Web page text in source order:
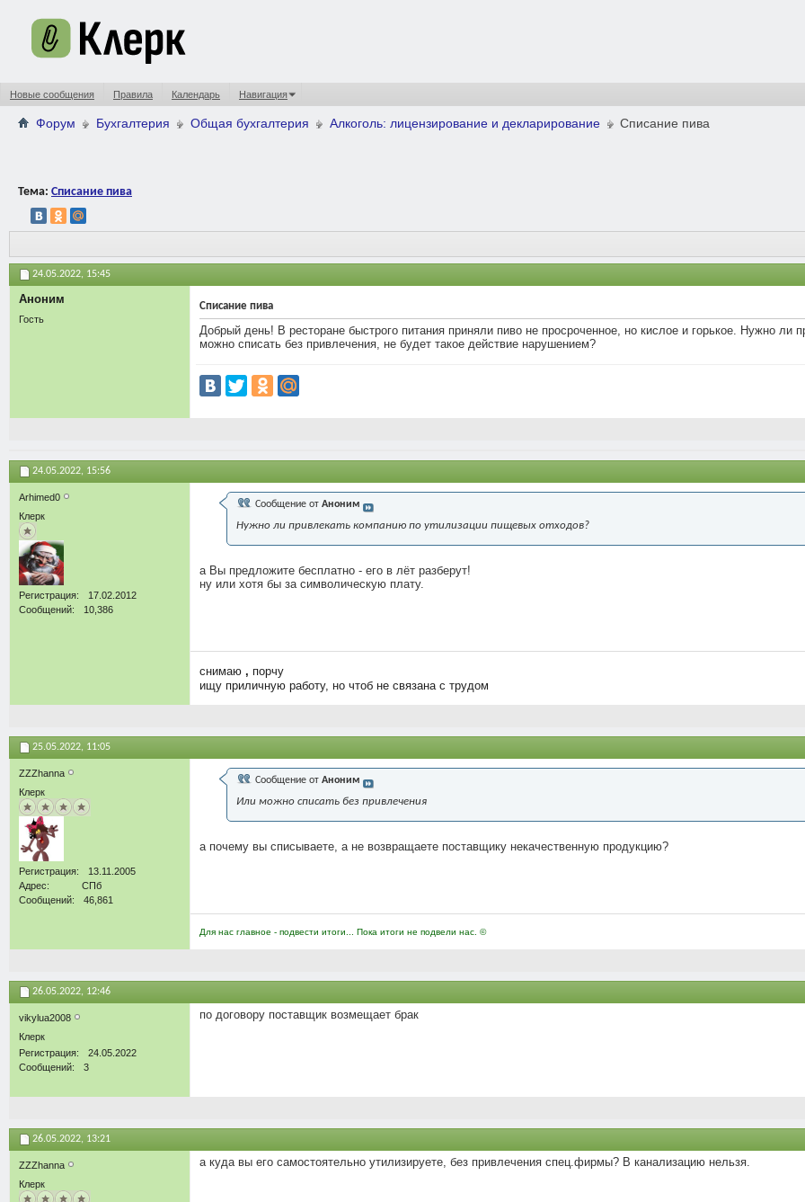
Новые сообщения Правила Календарь Навигация
Форум Бухгалтерия Общая бухгалтерия Алкоголь: лицензирование и декларирование Списание пива
Тема: Списание пива
24.05.2022, 15:45
Аноним
Гость
Списание пива
Добрый день! В ресторане быстрого питания приняли пиво не просроченное, но кислое и горькое. Нужно
можно списать без привлечения, не будет такое действие нарушением?
24.05.2022, 15:56
Arhimed0
Клерк
Регистрация
17.02.2012
Сообщений
10,386
Сообщение от Аноним
Нужно ли привлекать компанию по утилизации пищевых отходов?
а Вы предложите бесплатно - его в лёт разберут!
ну или хотя бы за символическую плату.
снимаю , порчу
ищу приличную работу, но чтоб не связана с трудом
25.05.2022, 11:05
ZZZhanna
Клерк
Регистрация
13.11.2005
Адрес
СПб
Сообщений
46,861
Сообщение от Аноним
Или можно списать без привлечения
а почему вы списываете, а не возвращаете поставщику некачественную продукцию?
Для нас главное - подвести итоги... Пока итоги не подвели нас. ©
26.05.2022, 12:46
vikylua2008
Клерк
Регистрация
24.05.2022
Сообщений
3
по договору поставщик возмещает брак
26.05.2022, 13:21
ZZZhanna
Клерк
а куда вы его самостоятельно утилизируете, без привлечения спец.фирмы? В канализацию нельзя.